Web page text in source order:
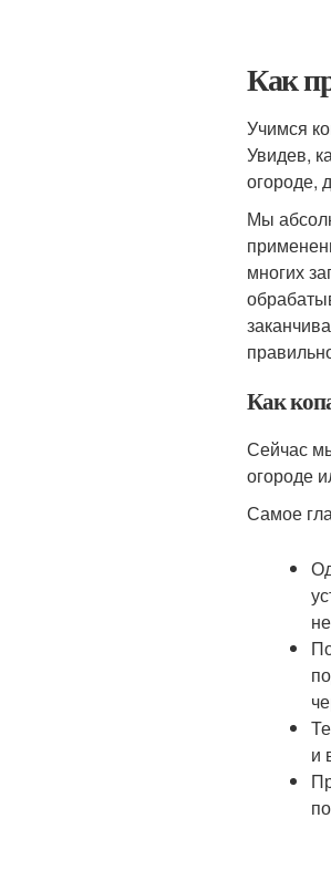
Как
Учимся
Увидев,
огороде,
Мы
многих
Как
Сейчас
огороде
Самое
и